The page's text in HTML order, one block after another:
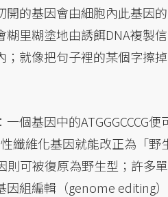
的基因會由細胞內此基因
里糊塗地由誘餌DNA複製
就像把句子裡的某個字擦
個基因中的ATGGGCCCG便
纖維化基因就能改正為「
可被復原為野生型；許多
組編輯（genome editing